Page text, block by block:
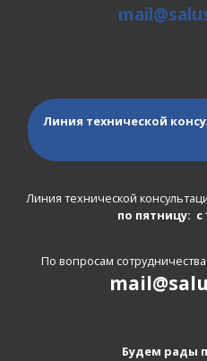
Линия технической
Линия технической
по пятницу: с
По вопросам
Будем рады